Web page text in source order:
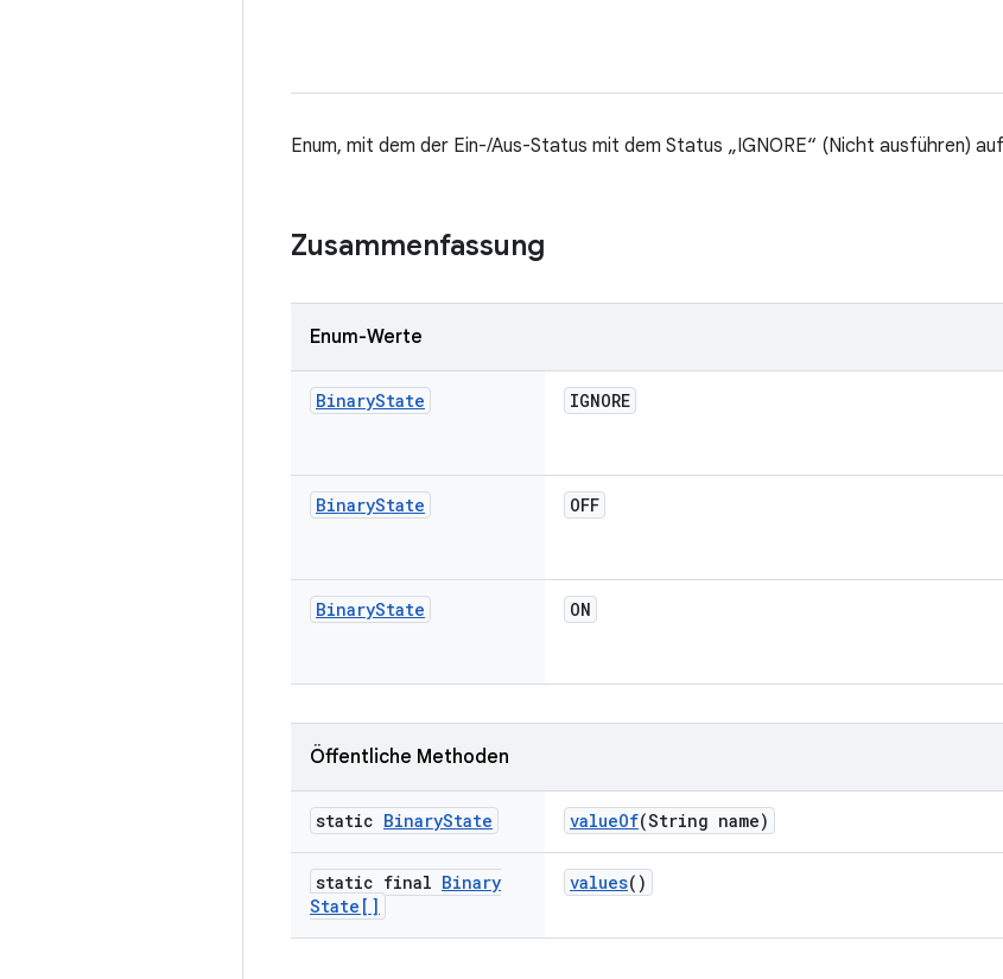
Enum, mit dem der Ein-/Aus-Status mit dem Status „IGNORE“ (Nicht ausführen)
Zusammenfassung
Enum-Werte
BinaryState IGNORE
BinaryState OFF
BinaryState ON
Öffentliche Methoden
static BinaryState valueOf(String name)
static final Binary
State[]
values()